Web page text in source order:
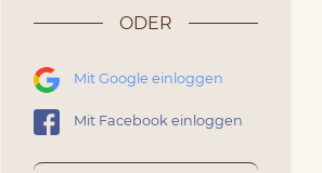
ODER
Mit Google einloggen
Mit Facebook einloggen